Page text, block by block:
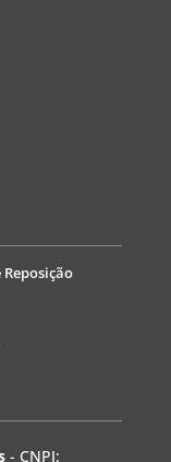
Reposição
- CNPJ: